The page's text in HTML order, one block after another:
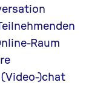
Raum
)chat